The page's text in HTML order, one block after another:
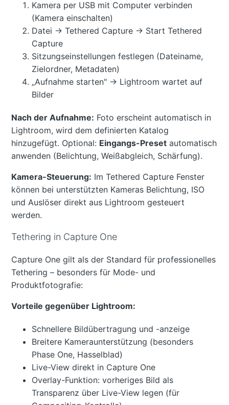
Kamera per USB mit Computer verbinden
(Kamera einschalten)
Datei → Tethered Capture → Start Tethered
Capture
Sitzungseinstellungen festlegen (Dateiname,
Zielordner, Metadaten)
„Aufnahme starten" → Lightroom wartet auf
Bilder
Nach der Aufnahme: Foto erscheint automatisch in
Lightroom, wird dem definierten Katalog
hinzugefügt. Optional: Eingangs-Preset automatisch
anwenden (Belichtung, Weißabgleich, Schärfung).
Kamera-Steuerung: Im Tethered Capture Fenster
können bei unterstützten Kameras Belichtung, ISO
und Auslöser direkt aus Lightroom gesteuert
werden.
Tethering in Capture One
Capture One gilt als der Standard für professionelles
Tethering – besonders für Mode- und
Produktfotografie:
Vorteile gegenüber Lightroom:
Schnellere Bildübertragung und -anzeige
Breitere Kameraunterstützung (besonders
Phase One, Hasselblad)
Live-View direkt in Capture One
Overlay-Funktion: vorheriges Bild als
Transparenz über Live-View legen (für